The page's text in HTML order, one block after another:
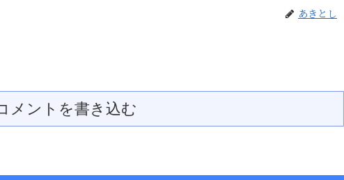
あきとし
メントを書き込む